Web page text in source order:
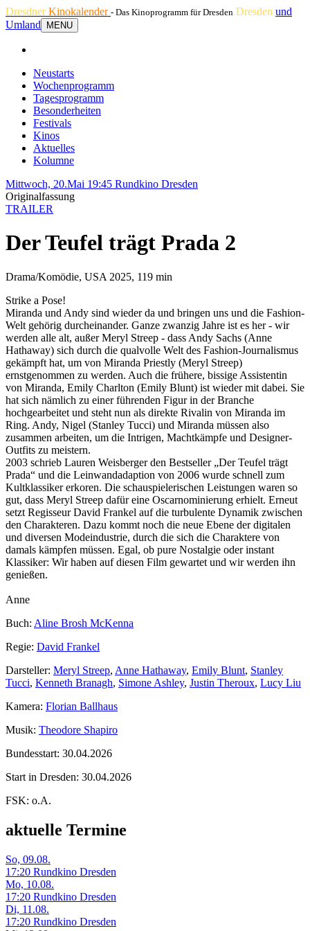
DresdnerKinokalender - Das Kinoprogramm für Dresden Dresden und
Umland
MENU
Neustarts
Wochenprogramm
Tagesprogramm
Besonderheiten
Festivals
Kinos
Aktuelles
Kolumne
Mittwoch, 20.Mai 19:45 Rundkino Dresden
Originalfassung
TRAILER
Der Teufel trägt Prada 2
Drama/Komödie, USA 2025, 119 min
Strike a Pose!
Miranda und Andy sind wieder da und bringen uns und die Fashion-
Welt gehörig durcheinander. Ganze zwanzig Jahre ist es her - wir
werden alle alt, außer Meryl Streep - dass Andy Sachs (Anne
Hathaway) sich durch die qualvolle Welt des Fashion-Journalismus
gekämpft hat, um von Miranda Priestly (Meryl Streep)
ernstgenommen zu werden. Auch die frühere, bissige Assistentin
von Miranda, Emily Charlton (Emily Blunt) ist wieder mit dabei. Sie
hat sich nämlich zu einer führenden Figur in der Branche
hochgearbeitet und steht nun als direkte Rivalin von Miranda im
Ring. Andy, Nigel (Stanley Tucci) und Miranda müssen also
zusammen arbeiten, um die Intrigen, Machtkämpfe und Designer-
Outfits zu meistern.
2003 schrieb Lauren Weisberger den Bestseller „Der Teufel trägt
Prada“ und die Leinwandadaption von 2006 wurde schnell zum
Kultklassiker erkoren. Die schauspielerischen Leistungen waren so
gut, dass Meryl Streep dafür eine Oscarnominierung erhielt. Erneut
setzt Regisseur David Frankel auf die turbulente Dynamik zwischen
den Charakteren. Dazu kommt noch die neue Ebene der digitalen
und diversen Modeindustrie, durch die sich die Charaktere von
damals kämpfen müssen. Egal, ob pure Nostalgie oder instant
Klassiker: Wir haben auf diesen Film gewartet und wir werden ihn
genießen.
Anne
Buch: Aline Brosh McKenna
Regie: David Frankel
Darsteller: Meryl Streep, Anne Hathaway, Emily Blunt, Stanley
Tucci, Kenneth Branagh, Simone Ashley, Justin Theroux, Lucy Liu
Kamera: Florian Ballhaus
Musik: Theodore Shapiro
Bundesstart: 30.04.2026
Start in Dresden: 30.04.2026
FSK: o.A.
aktuelle Termine
So, 09.08.
17:20 Rundkino Dresden
Mo, 10.08.
17:20 Rundkino Dresden
Di, 11.08.
17:20 Rundkino Dresden